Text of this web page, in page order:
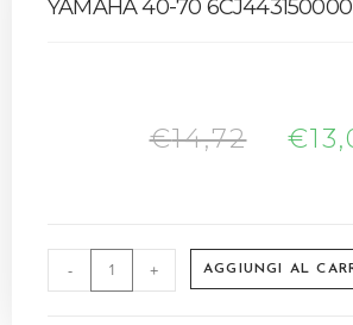
YAMAHA 40-70 6CJ443150000
€14,72 €
- + AGGIUNGI AL